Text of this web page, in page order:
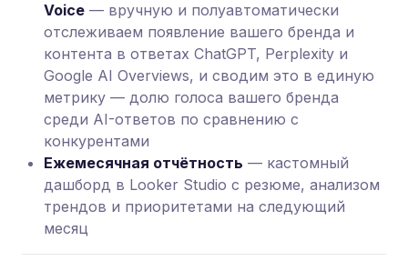
Voice — вручную и полуавтоматически
отслеживаем появление вашего бренда и
контента в ответах ChatGPT, Perplexity и
Google AI Overviews, и сводим это в единую
метрику — долю голоса вашего бренда
среди AI-ответов по сравнению с
конкурентами
Ежемесячная отчётность — кастомный
дашборд в Looker Studio с резюме, анализом
трендов и приоритетами на следующий
месяц